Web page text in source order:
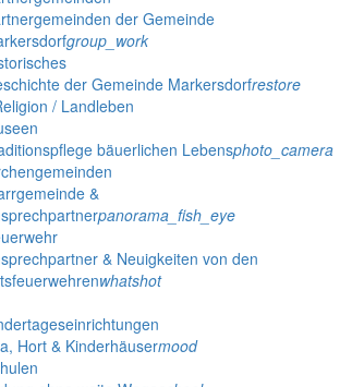
der Gemeinde
group_work
der Gemeinde Markersdorfrestore
/ Landleben
bäuerlichen Lebensphoto_camera
&
panorama_fish_eye
& Neuigkeiten von den
whatshot
Hort & Kinderhäusermood